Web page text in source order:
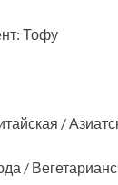
Тофу
/
/